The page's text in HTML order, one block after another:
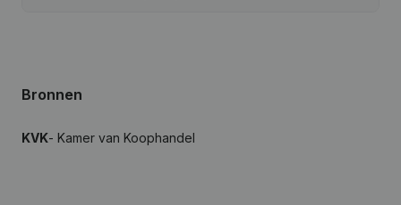
Bronnen
KVK- Kamer van Koophandel